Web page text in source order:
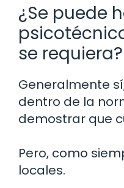
¿Se puede
se requiera?
Generalmente
dentro de la
demostrar que
Pero, como
locales.